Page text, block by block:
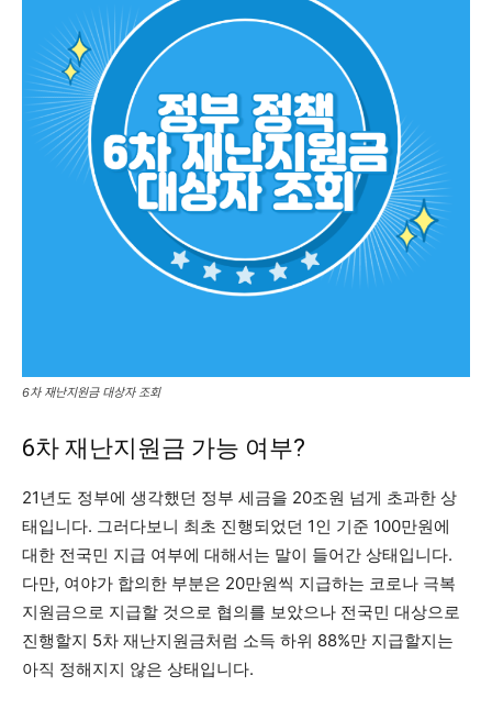
6차 재난지원금 대상자 조회
6차 재난지원금 가능 여부?
21년도 정부에 생각했던 정부 세금을 20조원 넘게 초과한 상
태입니다. 그러다보니 최초 진행되었던 1인 기준 100만원에
대한 전국민 지급 여부에 대해서는 말이 들어간 상태입니다.
다만, 여야가 합의한 부분은 20만원씩 지급하는 코로나 극복
지원금으로 지급할 것으로 협의를 보았으나 전국민 대상으로
진행할지 5차 재난지원금처럼 소득 하위 88%만 지급할지는
아직 정해지지 않은 상태입니다.